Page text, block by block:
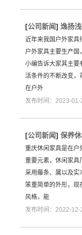
[公司新闻] 逸扬
近年来我国户外家具
户外家具主要生产
小编告诉大家其主要
活条件的不断改变，
在户外
发布时间：2023-
[公司新闻] 保养
重庆休闲家具是在户
重要元素，休闲家具
采用藤条、属以及实
笨重简单的外形，现
风格，能
发布时间：2022-